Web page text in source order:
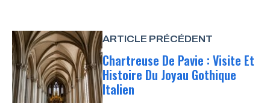
ARTICLE PRÉCÉDENT
Chartreuse De Pavie : Visite Et
Histoire Du Joyau Gothique
Italien